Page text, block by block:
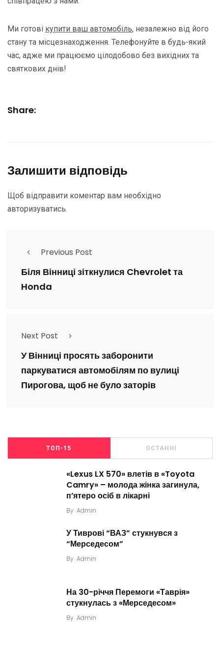
Ми готові купити ваш автомобіль, незалежно від його
стану та місцезнаходження. Телефонуйте в будь-який
час, адже ми працюємо цілодобово без вихідних та
святкових днів!
Share:
Залишити відповідь
Щоб відправити коментар вам необхідно
авторизуватись.
Previous Post
Біля Вінниці зіткнулися Chevrolet та
Honda
Next Post
У Вінниці просять заборонити
паркуватися автомобілям по вулиці
Пирогова, щоб не було заторів
ТОП-15 ОСТАННІ
«Lexus LX 570» влетів в «Toyota
Camry» – молода жінка загинула,
п’ятеро осіб в лікарні
By Admin
У Тиврові “ВАЗ” стукнувся з
“Мерседесом”
By Admin
На 30-річчя Перемоги «Таврія»
стукнулась з «Мерседесом»
By Admin